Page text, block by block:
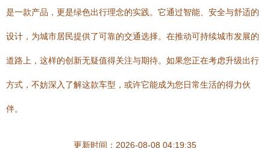
是一款产品，更是绿色出行理念的实践。它通过智能、安全与舒适的
设计，为城市居民提供了可靠的交通选择。在推动可持续城市发展的
道路上，这样的创新无疑值得关注与期待。如果您正在考虑升级出行
方式，不妨深入了解这款车型，或许它能成为您日常生活的得力伙
伴。
更新时间：2026-08-08 04:19:35